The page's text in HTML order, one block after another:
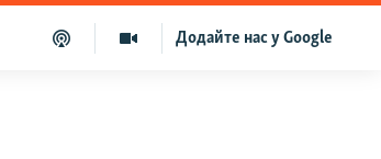
Додайте нас у Google